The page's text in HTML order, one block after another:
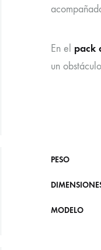
En el pack
un
PESO
MODELO